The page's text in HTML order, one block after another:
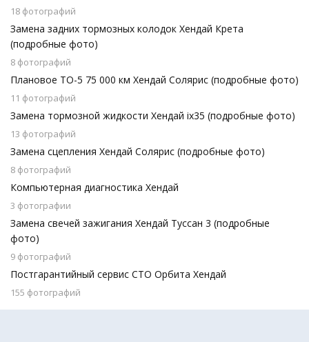
18 фотографий
Замена задних тормозных колодок Хендай Крета
(подробные фото)
8 фотографий
Плановое ТО-5 75 000 км Хендай Солярис (подробные фото)
11 фотографий
Замена тормозной жидкости Хендай ix35 (подробные фото)
13 фотографий
Замена сцепления Хендай Солярис (подробные фото)
8 фотографий
Компьютерная диагностика Хендай
3 фотографии
Замена свечей зажигания Хендай Туссан 3 (подробные
фото)
9 фотографий
Постгарантийный сервис СТО Орбита Хендай
155 фотографий